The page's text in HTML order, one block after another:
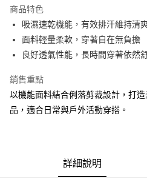
相關說明
【大哥付你分期使用說明】
1.本服務由台灣大哥大提供，台灣大哥大
2.付款方式選擇「大哥付你分期」，訂
流程，驗證手機門號後，選擇欲分期的
3.實際核准額度、可分期數及費用金額請
4.訂單成立30分鐘內，如未前往確認交
消。如遇「轉專審核」未通過狀況，表
法說明評估內容。
2.透過簡訊連結打開帳單後，可選擇「
帳／街口支付／iPASS MONEY」等通路
ATM付款
宅配
商品特色
吸濕速乾機能，有效排汗維持清
面料輕量柔軟，穿著自在無負擔
良好透氣性能，長時間穿著依然
銷售重點
以機能面料結合俐落剪裁設計，打
品，適合日常與戶外活動穿搭。
詳細說明